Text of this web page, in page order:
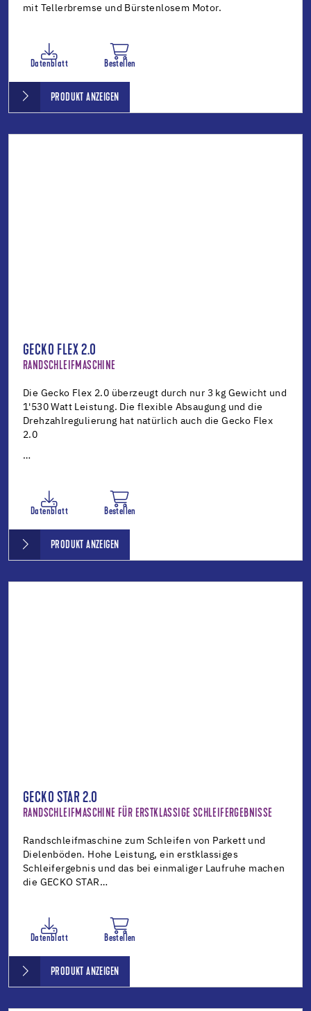
mit Tellerbremse und Bürstenlosem Motor.
Datenblatt Bestellen
PRODUKT ANZEIGEN
GECKO FLEX 2.0
RANDSCHLEIFMASCHINE
Die Gecko Flex 2.0 überzeugt durch nur 3 kg Gewicht und
1'530 Watt Leistung. Die flexible Absaugung und die
Drehzahlregulierung hat natürlich auch die Gecko Flex
2.0
…
Datenblatt Bestellen
PRODUKT ANZEIGEN
GECKO STAR 2.0
RANDSCHLEIFMASCHINE FÜR ERSTKLASSIGE SCHLEIFERGEBNISSE
Randschleifmaschine zum Schleifen von Parkett und
Dielenböden. Hohe Leistung, ein erstklassiges
Schleifergebnis und das bei einmaliger Laufruhe machen
die GECKO STAR…
Datenblatt Bestellen
PRODUKT ANZEIGEN